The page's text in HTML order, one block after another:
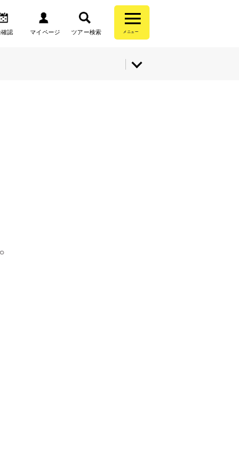
認 マイページ ツアー検索 メニュー